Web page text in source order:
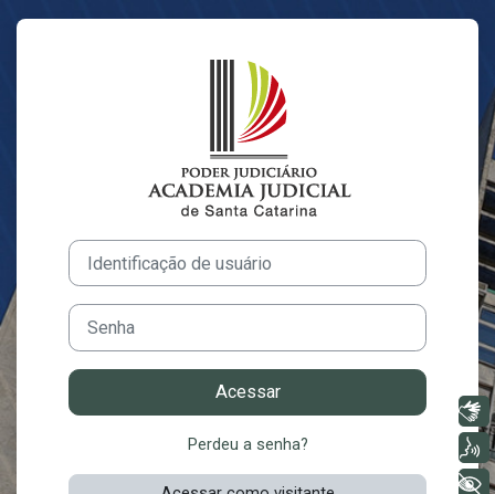
Acesso a
Identificação de usuário
Senha
Acessar
Perdeu a senha?
Libras
+ Acessibilidade